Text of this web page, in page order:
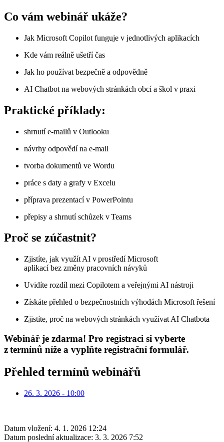
Co vám webinář ukáže?
Jak Microsoft Copilot funguje v jednotlivých aplikacích
Kde vám reálně ušetří čas
Jak ho používat bezpečně a odpovědně
AI Chatbot na webových stránkách obcí a škol v praxi
Praktické příklady:
shrnutí e-mailů v Outlooku
návrhy odpovědí na e-mail
tvorba dokumentů ve Wordu
práce s daty a grafy v Excelu
příprava prezentací v PowerPointu
přepisy a shrnutí schůzek v Teams
Proč se zúčastnit?
Zjistíte, jak využít AI v prostředí Microsoft
aplikací bez změny pracovních návyků
Uvidíte rozdíl mezi Copilotem a veřejnými AI nástroji
Získáte přehled o bezpečnostních výhodách Microsoft řešení
Zjistíte, proč na webových stránkách využívat AI Chatbota
Webinář je zdarma! Pro registraci si vyberte
z termínů níže a vyplňte registrační formulář.
Přehled termínů webinářů
26. 3. 2026 - 10:00
Datum vložení: 4. 1. 2026 12:24
Datum poslední aktualizace: 3. 3. 2026 7:52